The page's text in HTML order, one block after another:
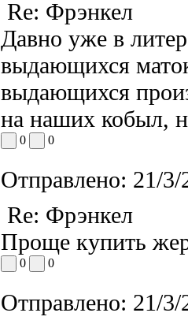
Re: Фрэнкел
Давно уже в
выдающихся
выдающихся
на наших кобыл,
0 0
Отправлено: 21/
Re: Фрэнкел
Проще купить
0 0
Отправлено: 21/